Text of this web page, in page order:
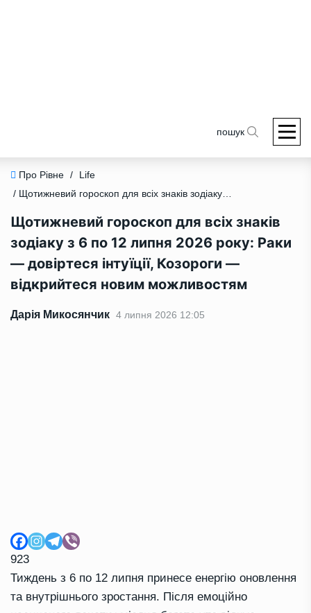
пошук
Про Рівне /
Life
/ Щотижневий гороскоп для всіх знаків зодіаку з 6 по 12 липня 2026 року: Раки — довіртеся інтуїції, Козороги — відкрийтеся новим можливостям
Щотижневий гороскоп для всіх знаків
зодіаку з 6 по 12 липня 2026 року: Раки
— довіртеся інтуїції, Козороги —
відкрийтеся новим можливостям
Дарія Микосянчик 4 липня 2026 12:05
923
Тиждень з 6 по 12 липня принесе енергію оновлення
та внутрішнього зростання. Після емоційно